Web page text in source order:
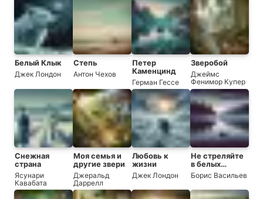
Белый Клык
Джек Лондон
Степь
Антон Чехов
Петер
Каменцинд
Герман Гессе
Зверобой
Джеймс
Фенимор Купер
Снежная
страна
Ясунари
Кавабата
Моя семья и
другие звери
Джеральд
Даррелл
Любовь к
жизни
Джек Лондон
Не стреляйте
в белых
лебедей
Борис Васильев